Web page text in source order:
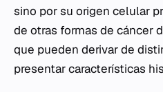
sino por su origen celular
de otras formas de cáncer
que pueden derivar de
presentar características